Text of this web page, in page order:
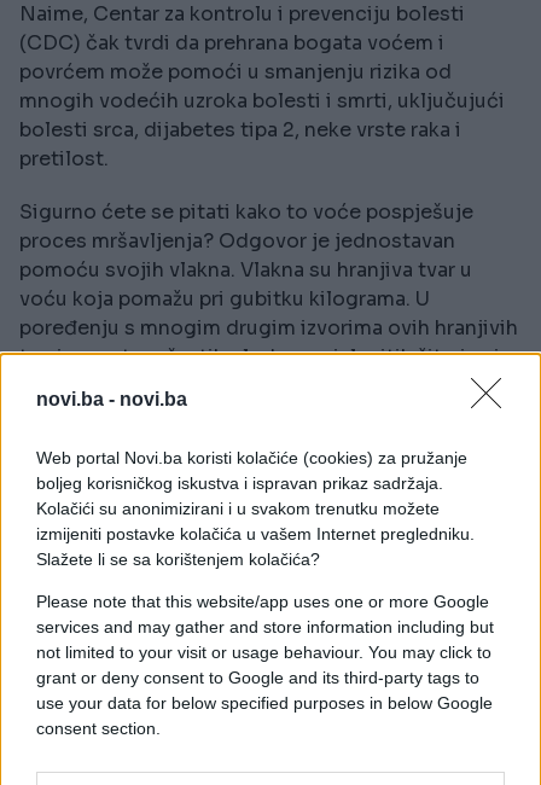
novi.ba - novi.ba
Web portal Novi.ba koristi kolačiće (cookies) za pružanje
boljeg korisničkog iskustva i ispravan prikaz sadržaja.
Kolačići su anonimizirani i u svakom trenutku možete
izmijeniti postavke kolačića u vašem Internet pregledniku.
Slažete li se sa korištenjem kolačića?
Please note that this website/app uses one or more Google
services and may gather and store information including but
not limited to your visit or usage behaviour. You may click to
grant or deny consent to Google and its third-party tags to
use your data for below specified purposes in below Google
consent section.
Naime, Centar za kontrolu i prevenciju bolesti
(CDC) čak tvrdi da prehrana bogata voćem i
povrćem može pomoći u smanjenju rizika od
mnogih vodećih uzroka bolesti i smrti, uključujući
bolesti srca, dijabetes tipa 2, neke vrste raka i
pretilost.
Sigurno ćete se pitati kako to voće pospješuje
proces mršavljenja? Odgovor je jednostavan
pomoću svojih vlakna. Vlakna su hranjiva tvar u
voću koja pomažu pri gubitku kilograma. U
poređenju s mnogim drugim izvorima ovih hranjivih
tvari, poput orašastih plodova, cjelovitih žitarica i
mahunarki, voće zahtijeva malo ili nimalo pripreme i
Voće bismo trebali jesti mnogo češće, jer je
prepuno hranjivih tvari koje promiču zdravlje. U
nastavku donosimo vam listu voća koje najviše
avokado, bobičasto voće, breskva, limun, lubenica,
kivi, papaja.